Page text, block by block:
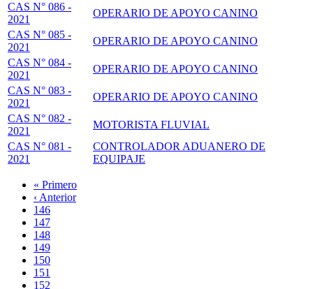
CAS N° 086 -
2021
OPERARIO DE APOYO CANINO
CAS N° 085 -
2021
OPERARIO DE APOYO CANINO
CAS N° 084 -
2021
OPERARIO DE APOYO CANINO
CAS N° 083 -
2021
OPERARIO DE APOYO CANINO
CAS N° 082 -
2021
MOTORISTA FLUVIAL
CAS N° 081 -
2021
CONTROLADOR ADUANERO DE
EQUIPAJE
Paginación
Primera
página
« Primero
Página
anterior
‹ Anterior
Page
146
Page
147
Page
148
Page
149
Página
actual
150
Page
151
Page
152